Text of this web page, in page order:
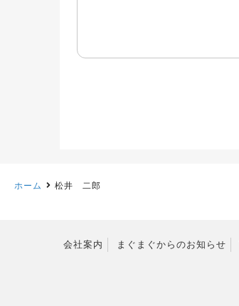
ホーム 松井 二郎
会社案内 まぐまぐからのお知らせ